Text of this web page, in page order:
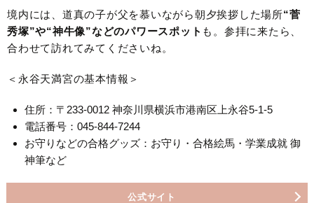
境内には、道真の子が父を慕いながら朝夕挨拶した場所“菅
秀塚”や“神牛像”などのパワースポット も。参拝に来たら、
合わせて訪れてみてくださいね。
＜永谷天満宮の基本情報＞
住所：〒233-0012 神奈川県横浜市港南区上永谷5-1-5
電話番号：045-844-7244
お守りなどの合格グッズ：お守り・合格絵馬・学業成就 御
神筆など
公式サイト